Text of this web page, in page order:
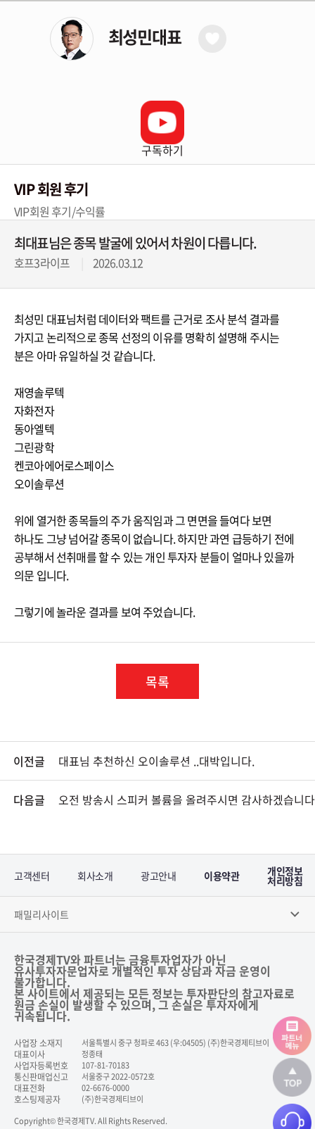
최성민대표
구독하기
VIP 회원 후기
VIP회원 후기/수익률
최대표님은 종목 발굴에 있어서 차원이 다릅니다.
호프3라이프 2026.03.12
최성민 대표님처럼 데이터와 팩트를 근거로 조사 분석 결과를
가지고 논리적으로 종목 선정의 이유를 명확히 설명해 주시는
분은 아마 유일하실 것 같습니다.
재영솔루텍
자화전자
동아엘텍
그린광학
켄코아에어로스페이스
오이솔루션
위에 열거한 종목들의 주가 움직임과 그 면면을 들여다 보면
하나도 그냥 넘어갈 종목이 없습니다. 하지만 과연 급등하기 전에
공부해서 선취매를 할 수 있는 개인 투자자 분들이 얼마나 있을까
의문 입니다.
그렇기에 놀라운 결과를 보여 주었습니다.
목록
이전글 대표님 추천하신 오이솔루션 ..대박입니다.
다음글 오전 방송시 스피커 볼륨을 올려주시면 감사하겠습니
고객센터 회사소개 광고안내 이용약관 개인정보
처리방침
패밀리사이트
한국경제TV와 파트너는 금융투자업자가 아닌
유사투자자문업자로 개별적인 투자 상담과 자금 운영이
불가합니다.
본 사이트에서 제공되는 모든 정보는 투자판단의 참고자료로
원금 손실이 발생할 수 있으며, 그 손실은 투자자에게
귀속됩니다.
사업장 소재지 서울특별시 중구 청파로 463 (우:04505) (주)한국경제티브이
대표이사 정종태
사업자등록번호 107-81-70183
통신판매업신고 서울중구 2022-0572호
대표전화 02-6676-0000
호스팅제공자
(주)한국경제티브이
Copyright© 한국경제TV. All Rights Reserved.